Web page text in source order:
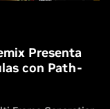
Presenta
con Path-